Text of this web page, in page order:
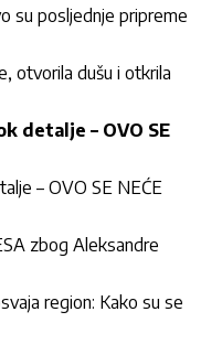
su posljednje pripreme
otvorila dušu i otkrila
detalje – OVO SE
– OVO SE NEĆE
zbog Aleksandre
region: Kako su se